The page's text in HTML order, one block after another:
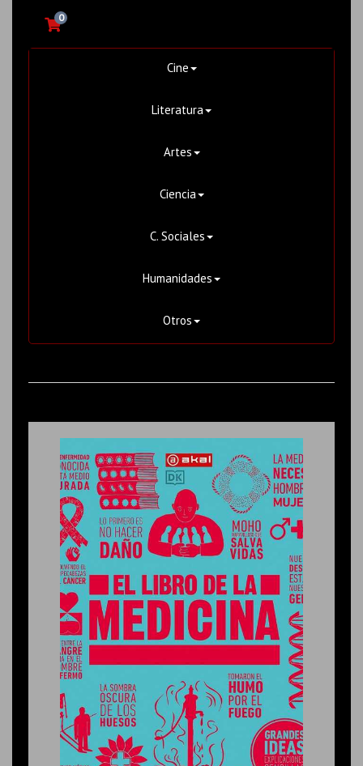
0
Cine
Literatura
Artes
Ciencia
C. Sociales
Humanidades
Otros